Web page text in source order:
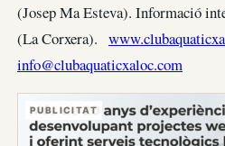
(Josep Ma Esteva). Informació
(La Corxera).
info@clubaquaticxaloc.com
PUBLICITAT